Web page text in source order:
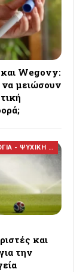
Wegovy:
μειώσουν
ΨΥΧΟΛΟΓΙΑ - ΨΥΧΙΚΗ ΥΓΕΙΑ
και
την